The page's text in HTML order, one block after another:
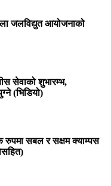
जलविद्युत आयोजनाको
सेवाको शुभारम्भ,
(भिडियो)
रुपमा सबल र सक्षम क्याम्पस